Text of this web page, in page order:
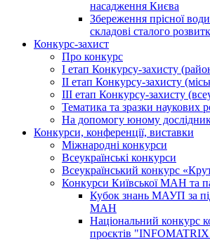
насадження Києва
Збереження прісної
складові сталого
Конкурс-захист
Про конкурс
І етап Конкурсу-захисту
ІІ етап Конкурсу-захисту
ІІІ етап Конкурсу-захисту
Тематика та зразки наукових
На допомогу юному
Конкурси, конференції, виставки
Міжнародні конкурси
Всеукраїнські конкурси
Всеукраїнський конкурс
Конкурси Київської МАН та
Кубок знань МАУП за
МАН
Національний конкурс
проєктів